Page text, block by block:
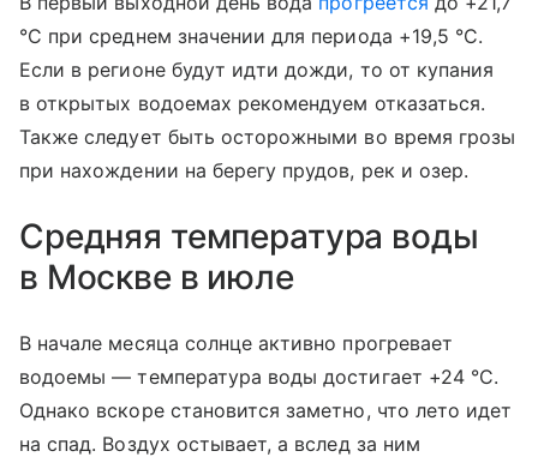
°C при среднем значении для периода +19,5 °C.
Если в регионе будут идти дожди, то от купания
в открытых водоемах рекомендуем отказаться.
Также следует быть осторожными во время грозы
при нахождении на берегу прудов, рек и озер.
Средняя температура воды
в Москве в июле
В начале месяца солнце активно прогревает
водоемы — температура воды достигает +24 °C.
Однако вскоре становится заметно, что лето идет
на спад. Воздух остывает, а вслед за ним